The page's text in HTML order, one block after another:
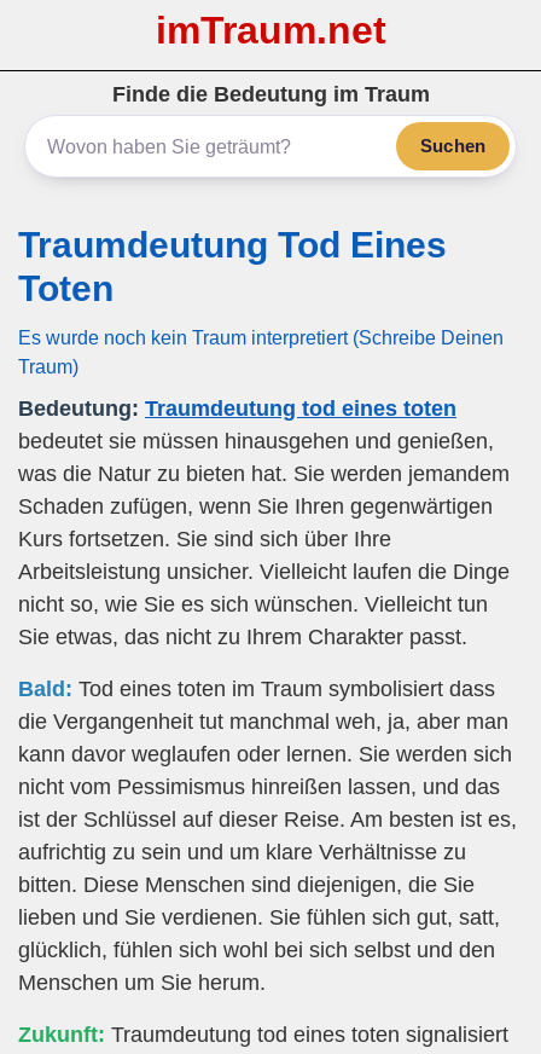
imTraum.net
Finde die Bedeutung im Traum
Suchen
Traumdeutung Tod Eines
Toten
Es wurde noch kein Traum interpretiert (Schreibe Deinen
Traum)
Bedeutung: Traumdeutung tod eines toten
bedeutet sie müssen hinausgehen und genießen,
was die Natur zu bieten hat. Sie werden jemandem
Schaden zufügen, wenn Sie Ihren gegenwärtigen
Kurs fortsetzen. Sie sind sich über Ihre
Arbeitsleistung unsicher. Vielleicht laufen die Dinge
nicht so, wie Sie es sich wünschen. Vielleicht tun
Sie etwas, das nicht zu Ihrem Charakter passt.
Bald: Tod eines toten im Traum symbolisiert dass
die Vergangenheit tut manchmal weh, ja, aber man
kann davor weglaufen oder lernen. Sie werden sich
nicht vom Pessimismus hinreißen lassen, und das
ist der Schlüssel auf dieser Reise. Am besten ist es,
aufrichtig zu sein und um klare Verhältnisse zu
bitten. Diese Menschen sind diejenigen, die Sie
lieben und Sie verdienen. Sie fühlen sich gut, satt,
glücklich, fühlen sich wohl bei sich selbst und den
Menschen um Sie herum.
Zukunft: Traumdeutung tod eines toten signalisiert